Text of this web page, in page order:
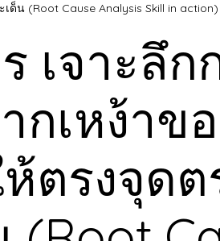
ด็น (Root Cause Analysis Skill in action)
เจาะลึก
กเหง้าข
ตรงจุดต